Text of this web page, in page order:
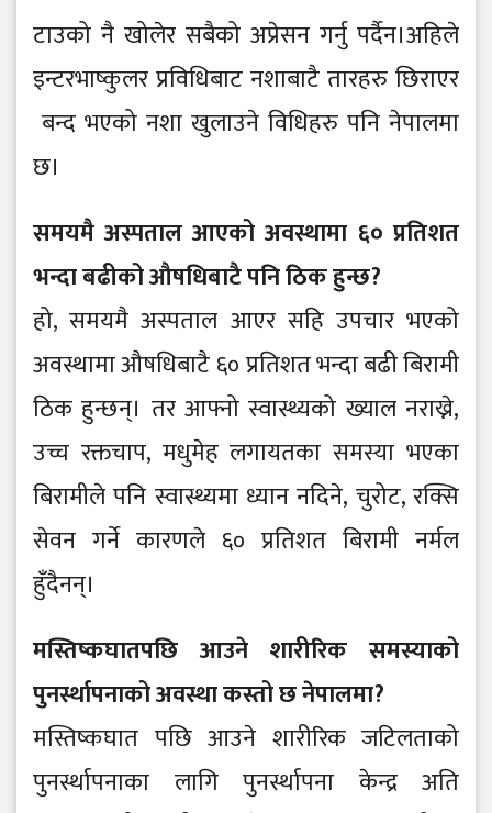
टाउको नै खोलेर सबैको अप्रेसन गर्नु पर्दैन।अहिले
इन्टरभाष्कुलर प्रविधिबाट नशाबाटै तारहरु छिराएर
बन्द भएको नशा खुलाउने विधिहरु पनि नेपालमा
छ।
समयमै अस्पताल आएको अवस्थामा ६० प्रतिशत
भन्दा बढीको औषधिबाटै पनि ठिक हुन्छ?
हो, समयमै अस्पताल आएर सहि उपचार भएको
अवस्थामा औषधिबाटै ६० प्रतिशत भन्दा बढी बिरामी
ठिक हुन्छन्। तर आफ्नो स्वास्थ्यको ख्याल नराख्ने,
उच्च रक्तचाप, मधुमेह लगायतका समस्या भएका
बिरामीले पनि स्वास्थ्यमा ध्यान नदिने, चुरोट, रक्सि
सेवन गर्ने कारणले ६० प्रतिशत बिरामी नर्मल
हुँदैनन्।
मस्तिष्कघातपछि आउने शारीरिक समस्याको
पुनर्स्थापनाको अवस्था कस्तो छ नेपालमा?
मस्तिष्कघात पछि आउने शारीरिक जटिलताको
पुनर्स्थापनाका लागि पुनर्स्थापना केन्द्र अति